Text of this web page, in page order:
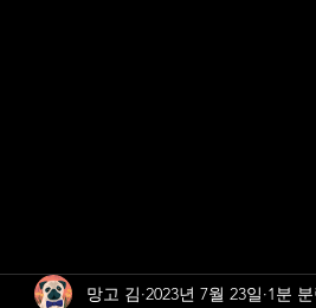
망고 김 2023년 7월 23일 1분